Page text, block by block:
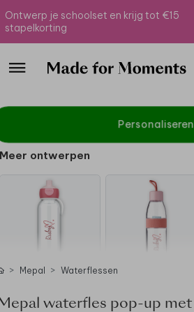
Ontwerp je schoolset en krijg tot €15
stapelkorting
Personaliseren
Meer ontwerpen
Mepal Waterflessen
waterfles pop-up met